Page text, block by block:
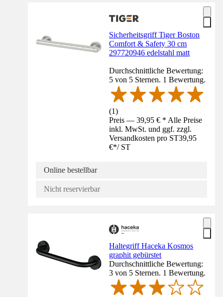
Sicherheitsgriff Tiger Boston
Comfort & Safety 30 cm
297720946 edelstahl matt
Durchschnittliche Bewertung:
5 von 5 Sternen. 1 Bewertung.
(1)
Preis — 39,95 € * Alle Preise
inkl. MwSt. und ggf. zzgl.
Versandkosten pro ST39,95
€*/ ST
Online bestellbar
Nicht reservierbar
Haltegriff Haceka Kosmos
graphit gebürstet
Durchschnittliche Bewertung:
3 von 5 Sternen. 1 Bewertung.